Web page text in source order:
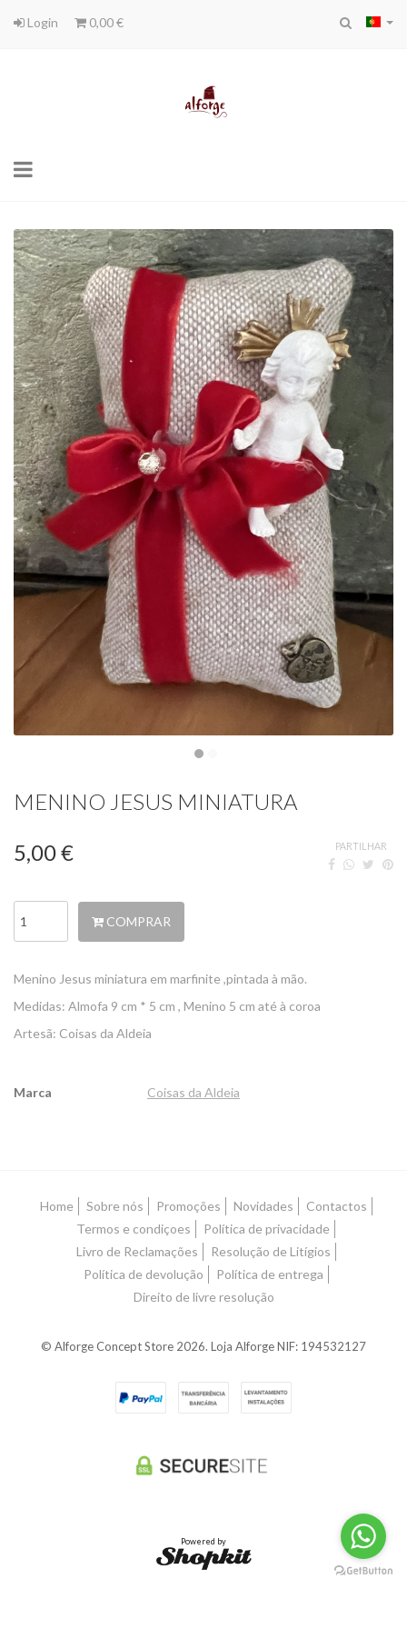
Login 0,00 €
Toggle
MENINO JESUS MINIATURA
5,00 € PARTILHAR
COMPRAR
Menino Jesus miniatura em marfinite ,pintada à mão.
Medidas: Almofa 9 cm * 5 cm , Menino 5 cm até à coroa
Artesã: Coisas da Aldeia
Marca
Coisas da Aldeia
Home Sobre nós Promoções Novidades
Contactos
Termos e condiçoes
Política de privacidade
Livro de Reclamações
Resolução de Litígios
Política de devolução
Política de entrega
Direito de livre resolução
© Alforge Concept Store 2026. Loja Alforge NIF: 194532127
Powered by